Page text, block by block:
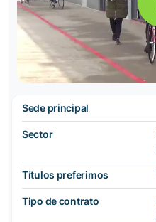
Sede principal
Sector
Títulos preferimos
Tipo de contrato